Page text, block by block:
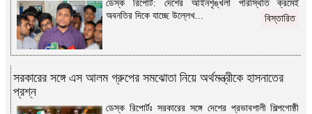
ডেস্ক রিপোর্ট: দেশের আইনশৃঙ্খলা পরিস্থিতি ক্রমেই
অবনতির দিকে যাচ্ছে উল্লেখ...
বিস্তারিত
সরকারের সঙ্গে এস আলম গ্রুপের সমঝোতা নিয়ে অর্থমন্ত্রীকে হাসনাতের
প্রশ্ন
ডেস্ক রিপোর্টঃ সরকারের সঙ্গে দেশের প্রভাবশালী শিল্পগোষ্ঠী